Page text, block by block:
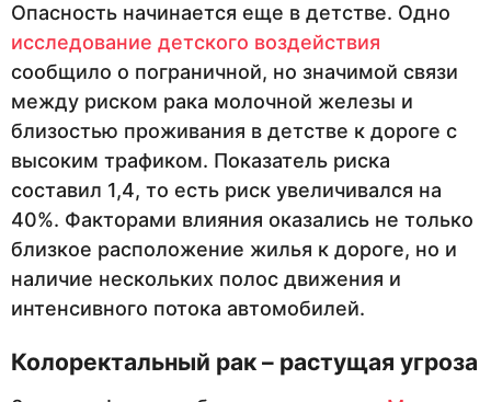
Опасность начинается еще в детстве. Одно
исследование детского воздействия
сообщило о пограничной, но значимой связи
между риском рака молочной железы и
близостью проживания в детстве к дороге с
высоким трафиком. Показатель риска
составил 1,4, то есть риск увеличивался на
40%. Факторами влияния оказались не только
близкое расположение жилья к дороге, но и
наличие нескольких полос движения и
интенсивного потока автомобилей.
Колоректальный рак – растущая угроза